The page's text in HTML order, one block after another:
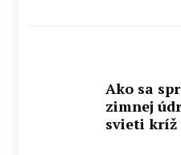
Ako sa
zimnej
svieti kríž